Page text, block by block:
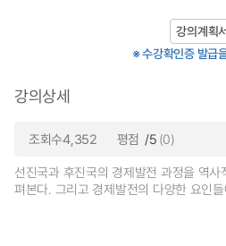
강의계획
※ 수강확인증 발급
강의상세
조회수4,352 평점 /5 (0)
선진국과 후진국의 경제발전 과정을 역
펴본다. 그리고 경제발전의 다양한 요인